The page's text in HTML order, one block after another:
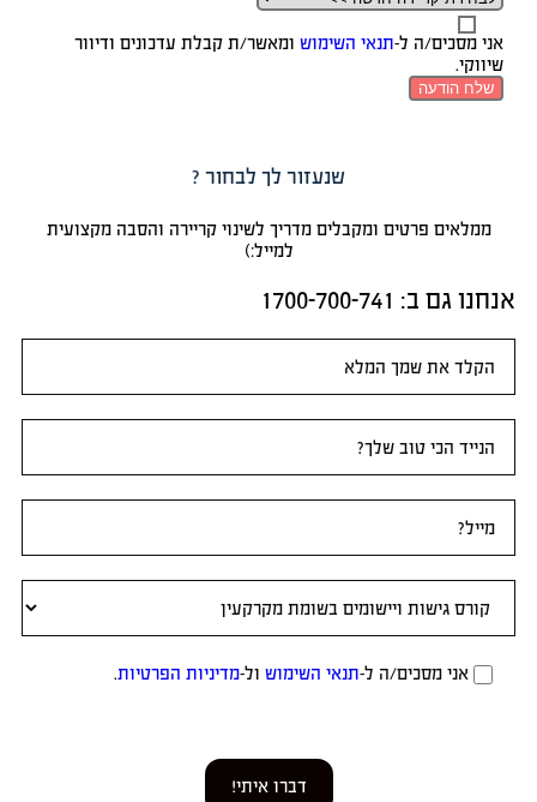
ה ל-תנאי השימושומאשר/ת קבלת עדכונים ודיוור
שנעזור לך לבחור ?
פרטים ומקבלים מדריך לשינוי קריירה והסבה מקצועית
700-741
מסכים/ה ל-תנאי השימושול- מדיניות הפרטיות.